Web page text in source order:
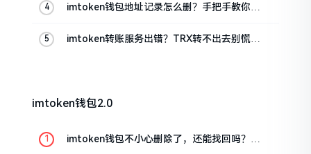
imtoken钱包地址记录怎么删？手把手教你清
imtoken转账服务出错？TRX转不出去别慌，
imtoken钱包2.0
imtoken钱包不小心删除了，还能找回吗？手